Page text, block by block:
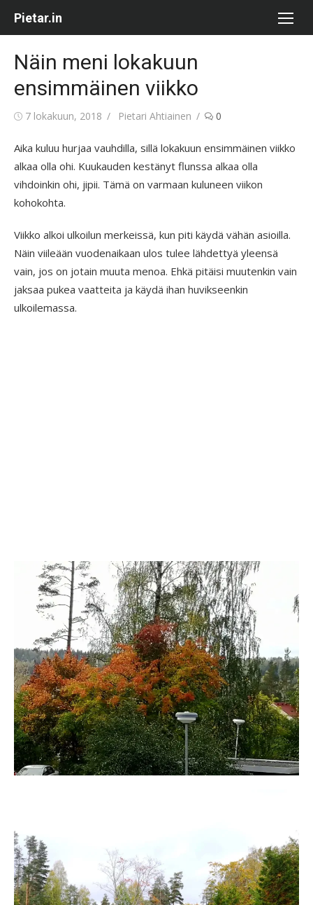
Pietar.in
Näin meni lokakuun
ensimmäinen viikko
Posted
7 lokakuun, 2018 Author
Pietari Ahtiainen 0
Aika kuluu hurjaa vauhdilla, sillä lokakuun ensimmäinen viikko
alkaa olla ohi. Kuukauden kestänyt flunssa alkaa olla
vihdoinkin ohi, jipii. Tämä on varmaan kuluneen viikon
kohokohta.
Viikko alkoi ulkoilun merkeissä, kun piti käydä vähän asioilla.
Näin viileään vuodenaikaan ulos tulee lähdettyä yleensä
vain, jos on jotain muuta menoa. Ehkä pitäisi muutenkin vain
jaksaa pukea vaatteita ja käydä ihan huvikseenkin
ulkoilemassa.